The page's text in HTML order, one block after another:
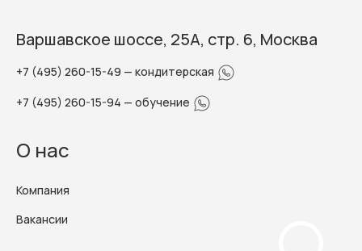
Варшавское шоссе, 25А, стр. 6, Москва
+7 (495) 260-15-49 — кондитерская
+7 (495) 260-15-94 — обучение
О нас
Компания
Вакансии